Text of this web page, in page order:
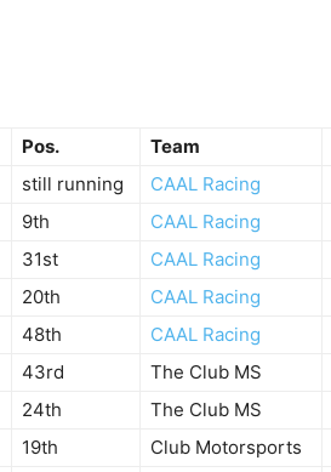
Pos. Team
still running CAAL Racing
9th CAAL Racing
31st CAAL Racing
20th CAAL Racing
48th CAAL Racing
43rd The Club MS
24th The Club MS
19th Club Motorsports